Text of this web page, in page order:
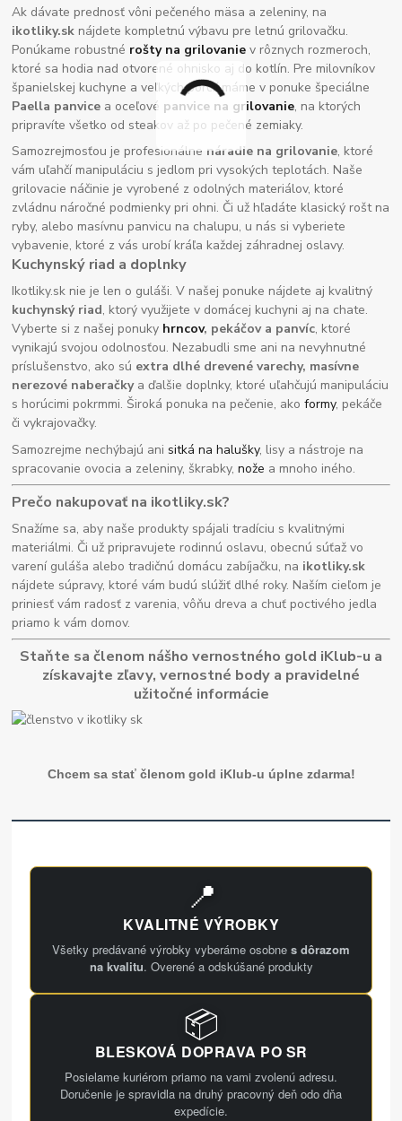
Ak dávate prednosť vôni pečeného mäsa a zeleniny, na
ikotliky.sk nájdete kompletnú výbavu pre letnú grilovačku.
Ponúkame robustné rošty na grilovanie v rôznych rozmeroch,
ktoré sa hodia nad otvorené ohnisko aj do kotlín. Pre milovníkov
španielskej kuchyne a veľkých porcií máme v ponuke špeciálne
Paella panvice a oceľové panvice na grilovanie, na ktorých
pripravíte všetko od steakov až po pečené zemiaky.
Samozrejmosťou je profesionálne náradie na grilovanie, ktoré
vám uľahčí manipuláciu s jedlom pri vysokých teplotách. Naše
grilovacie náčinie je vyrobené z odolných materiálov, ktoré
zvládnu náročné podmienky pri ohni. Či už hľadáte klasický rošt na
ryby, alebo masívnu panvicu na chalupu, u nás si vyberiete
vybavenie, ktoré z vás urobí kráľa každej záhradnej oslavy.
Kuchynský riad a doplnky
Ikotliky.sk nie je len o guláši. V našej ponuke nájdete aj kvalitný
kuchynský riad, ktorý využijete v domácej kuchyni aj na chate.
Vyberte si z našej ponuky hrncov, pekáčov a panvíc, ktoré
vynikajú svojou odolnosťou. Nezabudli sme ani na nevyhnutné
príslušenstvo, ako sú extra dlhé drevené varechy, masívne
nerezové naberačkya ďalšie doplnky, ktoré uľahčujú manipuláciu
s horúcimi pokrmmi. Široká ponuka na pečenie, akoformy, pekáče
či vykrajovačky.
Samozrejme nechýbajú anisitká na halušky, lisy a nástroje na
spracovanie ovocia a zeleniny, škrabky,nože a mnoho iného.
Prečo nakupovať na ikotliky.sk?
Snažíme sa, aby naše produkty spájali tradíciu s kvalitnými
materiálmi. Či už pripravujete rodinnú oslavu, obecnú súťaž vo
varení guláša alebo tradičnú domácu zabíjačku, na ikotliky.sk
nájdete súpravy, ktoré vám budú slúžiť dlhé roky. Naším cieľom je
priniesť vám radosť z varenia, vôňu dreva a chuť poctivého jedla
priamo k vám domov.
Staňte sa členom nášho vernostného gold iKlub-u a
získavajte zľavy, vernostné body a pravidelné
užitočné informácie
Chcem sa stať členom gold iKlub-u úplne zdarma!
📍
KVALITNÉ VÝROBKY
Všetky predávané výrobky vyberáme osobne s dôrazom
na kvalitu. Overené a odskúšané produkty
📦
BLESKOVÁ DOPRAVA PO SR
Posielame kuriérom priamo na vami zvolenú adresu.
Doručenie je spravidla na druhý pracovný deň odo dňa
expedície.